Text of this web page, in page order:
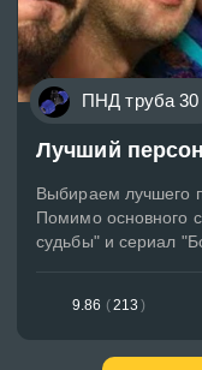
ПНД труба 30
Лучший
Выбираем лучшего
Помимо основного
судьбы" и сериал
9.86 (213 )